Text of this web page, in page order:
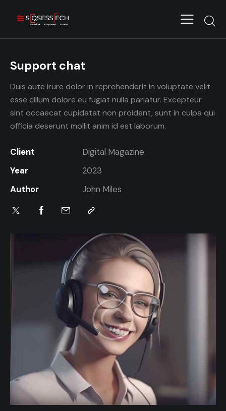
Support chat
Duis aute irure dolor in reprehenderit in voluptate velit
esse cillum dolore eu fugiat nulla pariatur. Excepteur
sint occaecat cupidatat non proident, sunt in culpa qui
officia deserunt mollit anim id est laborum.
Client
Digital Magazine
Year
2023
Author
John Miles